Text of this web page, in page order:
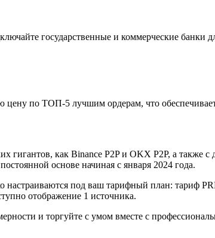
государственные и коммерческие банки
по ТОП-5 лучшим ордерам, что
гигантов, как Binance P2P и OKX P2P, а также
основе начиная с января 2024 года.
под ваш тарифный план: тариф
отображение 1 источника.
и торгуйте с умом вместе с